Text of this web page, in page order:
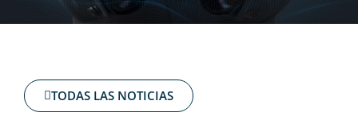
TODAS LAS NOTICIAS